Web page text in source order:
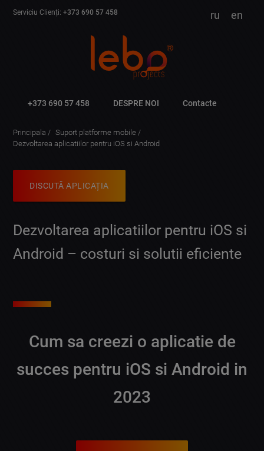
Serviciu Clienți:+373 690 57 458 ru en
+373 690 57 458 DESPRE NOI Contacte
Principala
Suport platforme mobile
Dezvoltarea aplicatiilor pentru iOS si Android
DISCUTĂ APLICAȚIA
Dezvoltarea aplicatiilor pentru iOS si
Android – costuri si solutii eficiente
Cum sa creezi o aplicatie de
succes pentru iOS si Android in
2023